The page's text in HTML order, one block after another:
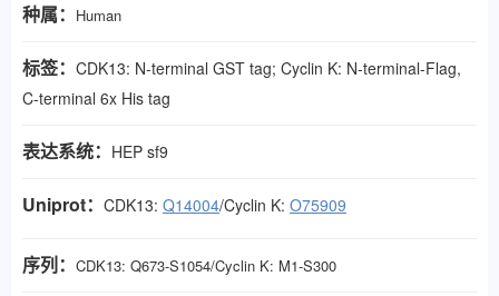
种属： Human
标签： CDK13: N-terminal GST tag; Cyclin K: N-terminal-Flag,
C-terminal 6x His tag
表达系统： HEP sf9
Uniprot： CDK13: Q14004/Cyclin K: O75909
序列： CDK13: Q673-S1054/Cyclin K: M1-S300